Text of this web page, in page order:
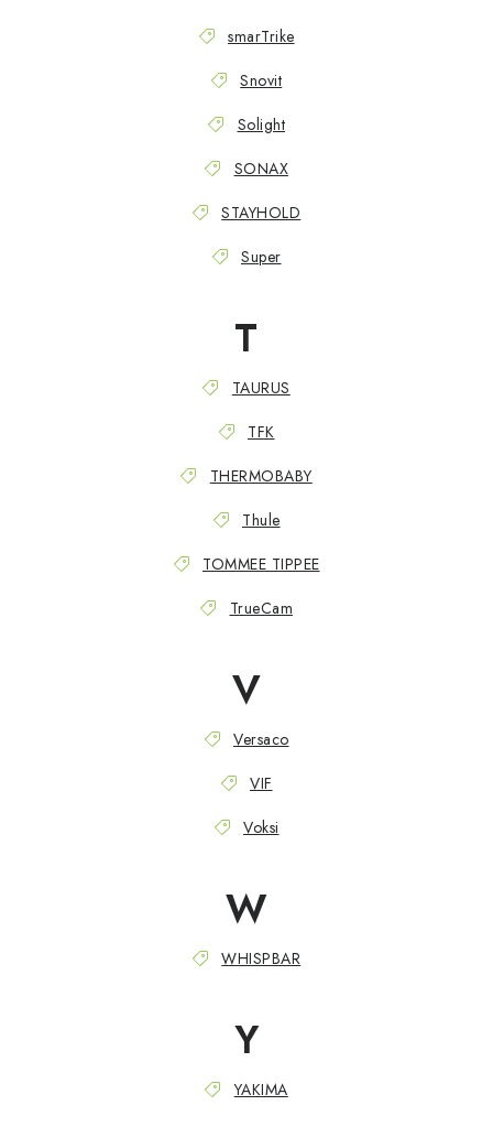
smarTrike
Snovit
Solight
SONAX
STAYHOLD
Super
T
TAURUS
TFK
THERMOBABY
Thule
TOMMEE TIPPEE
TrueCam
V
Versaco
VIF
Voksi
W
WHISPBAR
Y
YAKIMA